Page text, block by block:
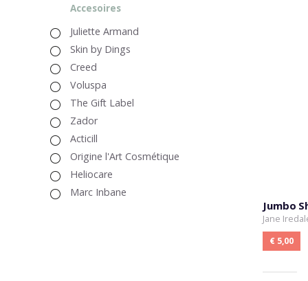
Accesoires
Juliette Armand
Skin by Dings
Creed
Voluspa
The Gift Label
Zador
Acticill
Origine l'Art Cosmétique
Heliocare
Marc Inbane
Jumbo
Jane
€ 5,00